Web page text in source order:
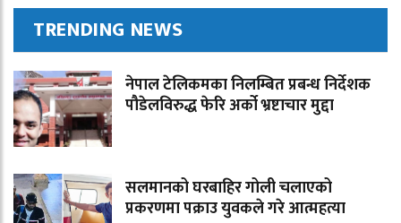
TRENDING NEWS
नेपाल टेलिकमका निलम्बित प्रबन्ध निर्देशक
पौडेलविरुद्ध फेरि अर्को भ्रष्टाचार मुद्दा
सलमानको घरबाहिर गोली चलाएको
प्रकरणमा पक्राउ युवकले गरे आत्महत्या